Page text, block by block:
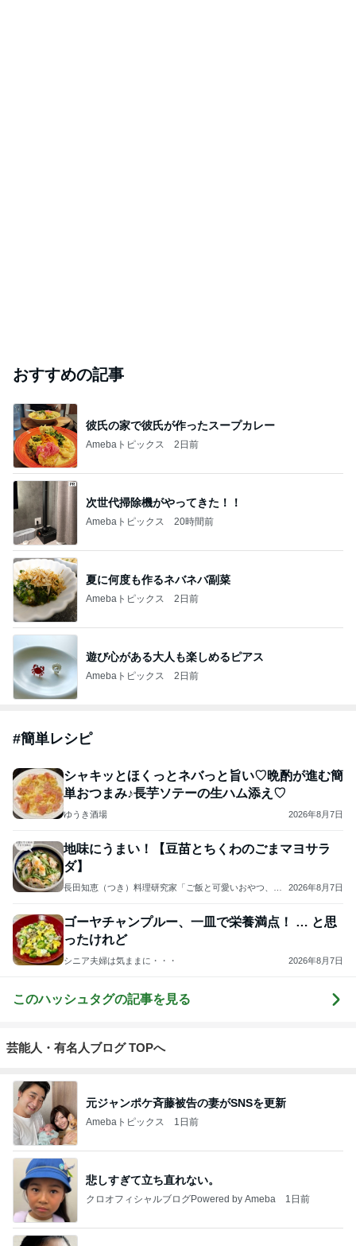
おすすめの記事
彼氏の家で彼氏が作ったスープカレー
Amebaトピックス 2日前
次世代掃除機がやってきた！！
Amebaトピックス 20時間前
夏に何度も作るネバネバ副菜
Amebaトピックス 2日前
遊び心がある大人も楽しめるピアス
Amebaトピックス 2日前
#簡単レシピ
シャキッとほくっとネバっと旨い♡晩酌が進む簡
単おつまみ♪長芋ソテーの生ハム添え♡
ゆうき酒場 2026年8月7日
地味にうまい！【豆苗とちくわのごまマヨサラ
ダ】
長田知恵（つき）料理研究家「ご飯と可愛いおやつ、キ
2026年8月7日
ゴーヤチャンプルー、一皿で栄養満点！ … と思
ったけれど
シニア夫婦は気ままに・・・ 2026年8月7日
このハッシュタグの記事を見る
芸能人・有名人ブログ TOPへ
元ジャンポケ斉藤被告の妻がSNSを更新
Amebaトピックス 1日前
悲しすぎて立ち直れない。
クロオフィシャルブログPowered by Ameba 1日前